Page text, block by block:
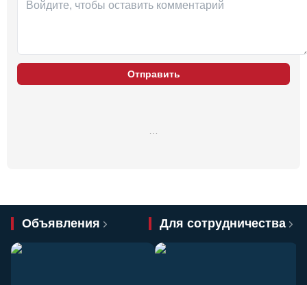
Отправить
Объявления Для сотрудничества